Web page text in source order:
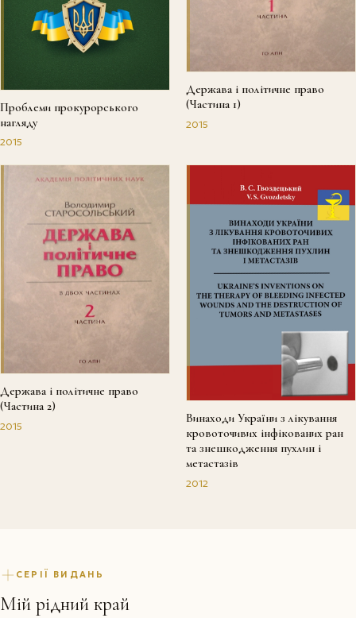
Проблеми прокурорського
нагляду
2015
Держава і політичне право
(Частина 1)
2015
Держава і політичне право
(Частина 2)
2015
Винаходи України з лікування
кровоточивих інфікованих ран
та знешкодження пухлин і
метастазів
2012
СЕРІЇ ВИДАНЬ
Мій рідний край